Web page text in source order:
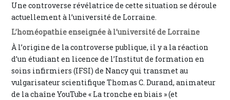
Une controverse révélatrice de cette situation se déroule
actuellement à l’université de Lorraine.
L’homéopathie enseignée à l’université de Lorraine
À l’origine de la controverse publique, il y a la réaction
d’un étudiant en licence de l’Institut de formation en
soins infirmiers (IFSI) de Nancy qui transmet au
vulgarisateur scientifique Thomas C. Durand, animateur
de la chaîne YouTube « La tronche en biais » (et